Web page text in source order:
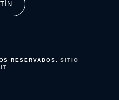
RESERVADOS.SITIO